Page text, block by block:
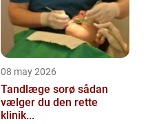
08 may 2026
Tandlæge sorø sådan
vælger du den rette
klinik...